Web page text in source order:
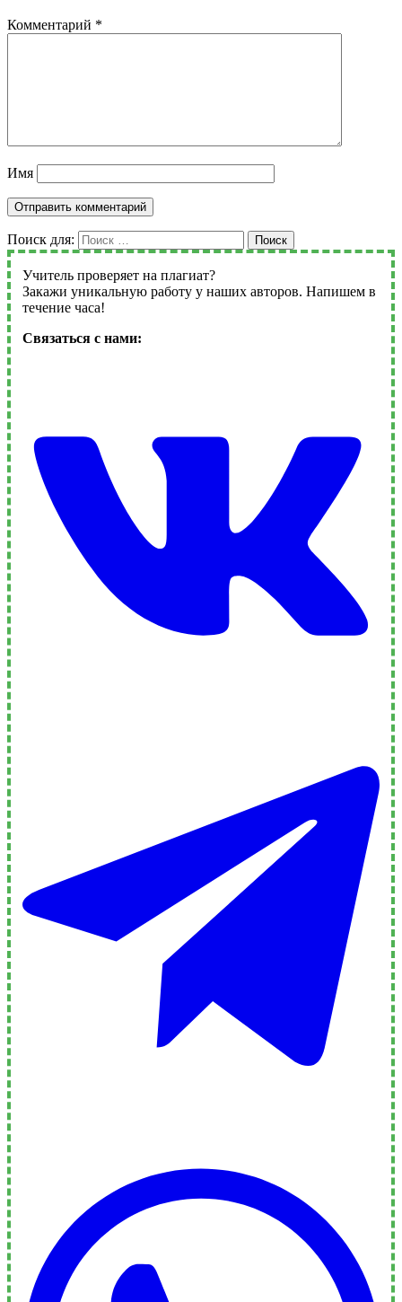
Комментарий *
Имя
Поиск для: Поиск
Учитель проверяет на плагиат?
Закажи уникальную работу у наших авторов. Напишем в
течение часа!
Связаться с нами: